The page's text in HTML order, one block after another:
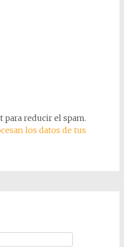
para reducir el spam.
los datos de tus